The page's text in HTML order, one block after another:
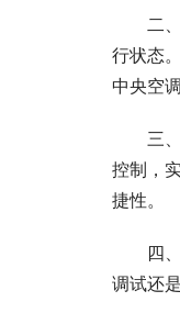
二
行状态
中央空
三
控制，
捷性。
四
调试还